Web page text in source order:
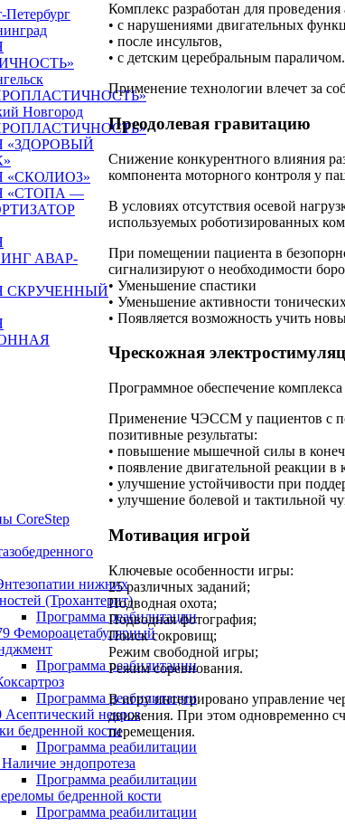
Петербург
Новгород
«ЗДОРОВЫЙ
«СТОПА —
АВАР-
СКРУЧЕННЫЙ
CoreStep
нижних
(Трохантерит)
Программа реабилитации
Фемороацетабулярный
Программа реабилитации
Программа реабилитации
некроз
бедренной кости
Программа реабилитации
эндопротеза
Программа реабилитации
бедренной кости
Программа реабилитации
Комплекс разработан для
• с нарушениями двигательных
• после инсультов,
• с детским церебральным параличом.
Применение технологии влечет за
Преодолевая гравитацию
Снижение конкурентного влияния
компонента моторного контроля у
В условиях отсутствия осевой
используемых роботизированных
При помещении пациента в
сигнализируют о необходимости
• Уменьшение спастики
• Уменьшение активности
• Появляется возможность учить
Чрескожная
Программное обеспечение
Применение ЧЭССМ у пациентов с
позитивные результаты:
• повышение мышечной силы в
• появление двигательной реакции в
• улучшение устойчивости при
• улучшение болевой и тактильной
Мотивация игрой
Ключевые особенности игры:
25 различных заданий;
Подводная охота;
Подводная фотография;
Поиск сокровищ;
Режим свободной игры;
Режим соревнования.
В игру интегрировано управление
движения. При этом одновременно
перемещения.